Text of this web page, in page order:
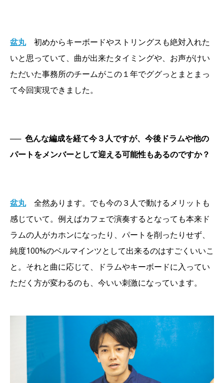
盆丸
初めからキーボードやストリングスも絶対入れた
いと思っていて、曲が出来たタイミングや、お声がけい
ただいた事務所のチームがこの１年でググっとまとまっ
て今回実現できました。
── 色んな編成を経て今３人ですが、今後ドラムや他の
パートをメンバーとして迎える可能性もあるのですか？
盆丸
全然あります。でも今の３人で動けるメリットも
感じていて。例えばカフェで演奏するとなっても本来ド
ラムの人がカホンになったり、パートを削ったりせず、
純度100%のベルマインツとして出来るのはすごくいいこ
と。それと曲に応じて、ドラムやキーボードに入ってい
ただく方が変わるのも、今いい刺激になっています。